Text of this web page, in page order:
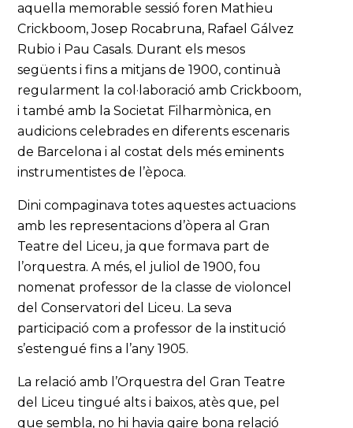
aquella memorable sessió foren Mathieu
Crickboom, Josep Rocabruna, Rafael Gálvez
Rubio i Pau Casals. Durant els mesos
següents i fins a mitjans de 1900, continuà
regularment la col·laboració amb Crickboom,
i també amb la Societat Filharmònica, en
audicions celebrades en diferents escenaris
de Barcelona i al costat dels més eminents
instrumentistes de l’època.
Dini compaginava totes aquestes actuacions
amb les representacions d’òpera al Gran
Teatre del Liceu, ja que formava part de
l’orquestra. A més, el juliol de 1900, fou
nomenat professor de la classe de violoncel
del Conservatori del Liceu. La seva
participació com a professor de la institució
s’estengué fins a l’any 1905.
La relació amb l’Orquestra del Gran Teatre
del Liceu tingué alts i baixos, atès que, pel
que sembla, no hi havia gaire bona relació